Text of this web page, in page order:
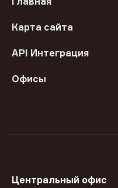
Карта сайта
API Интеграция
Офисы
Центральный офис